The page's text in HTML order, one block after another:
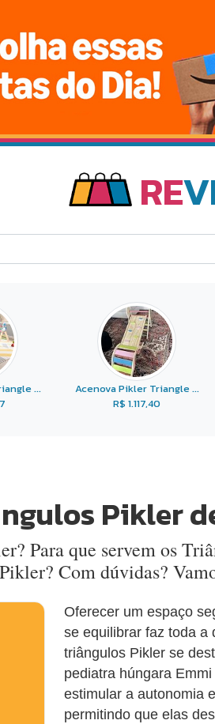
RE
...
Acenova Pikler Triangle ...
R$ 1.117,40
Pikler
Para que servem os
Com dúvidas?
Oferecer um espaço
se equilibrar faz toda a
triângulos Pikler se
pediatra húngara
estimular a autonomia
permitindo que elas